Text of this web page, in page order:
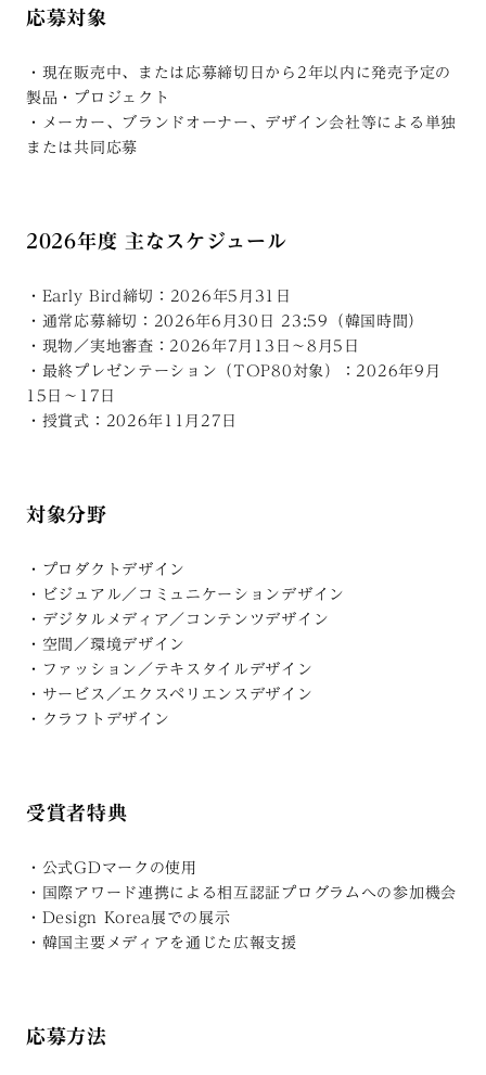
応募対象
・現在販売中、または応募締切日から2年以内に発売予定の
製品・プロジェクト
・メーカー、ブランドオーナー、デザイン会社等による単独
または共同応募
2026年度 主なスケジュール
・Early Bird締切：2026年5月31日
・通常応募締切：2026年6月30日 23:59（韓国時間）
・現物／実地審査：2026年7月13日〜8月5日
・最終プレゼンテーション（TOP80対象）：2026年9月
15日〜17日
・授賞式：2026年11月27日
対象分野
・プロダクトデザイン
・ビジュアル／コミュニケーションデザイン
・デジタルメディア／コンテンツデザイン
・空間／環境デザイン
・ファッション／テキスタイルデザイン
・サービス／エクスペリエンスデザイン
・クラフトデザイン
受賞者特典
・公式GDマークの使用
・国際アワード連携による相互認証プログラムへの参加機会
・Design Korea展での展示
・韓国主要メディアを通じた広報支援
応募方法